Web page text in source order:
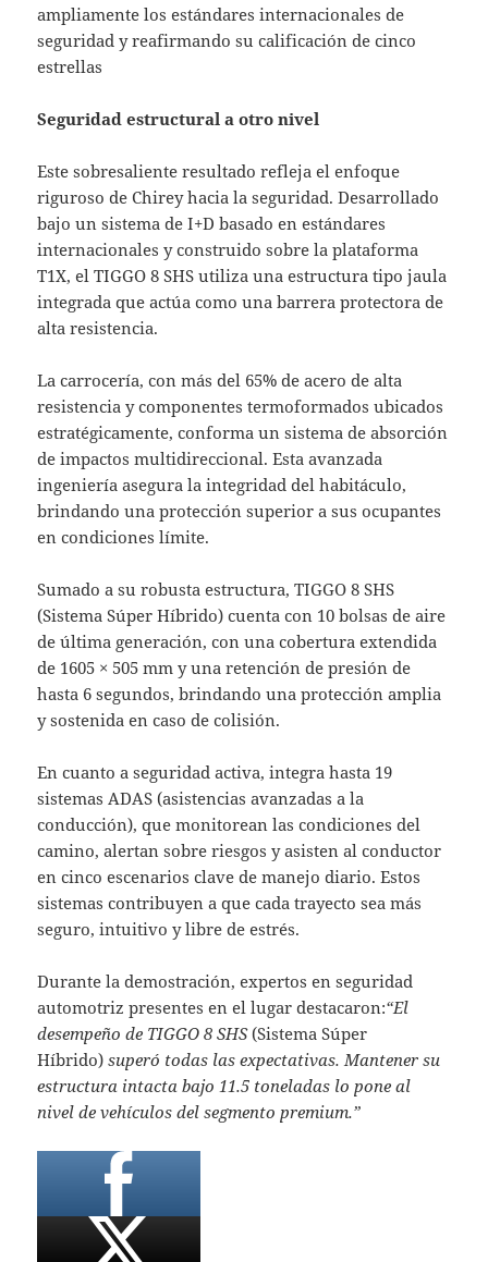
ampliamente los estándares internacionales de
seguridad y reafirmando su calificación de cinco
estrellas
Seguridad estructural a otro nivel
Este sobresaliente resultado refleja el enfoque
riguroso de Chirey hacia la seguridad. Desarrollado
bajo un sistema de I+D basado en estándares
internacionales y construido sobre la plataforma
T1X, el TIGGO 8 SHS utiliza una estructura tipo jaula
integrada que actúa como una barrera protectora de
alta resistencia.
La carrocería, con más del 65% de acero de alta
resistencia y componentes termoformados ubicados
estratégicamente, conforma un sistema de absorción
de impactos multidireccional. Esta avanzada
ingeniería asegura la integridad del habitáculo,
brindando una protección superior a sus ocupantes
en condiciones límite.
Sumado a su robusta estructura, TIGGO 8 SHS
(Sistema Súper Híbrido) cuenta con 10 bolsas de aire
de última generación, con una cobertura extendida
de 1605 × 505 mm y una retención de presión de
hasta 6 segundos, brindando una protección amplia
y sostenida en caso de colisión.
En cuanto a seguridad activa, integra hasta 19
sistemas ADAS (asistencias avanzadas a la
conducción), que monitorean las condiciones del
camino, alertan sobre riesgos y asisten al conductor
en cinco escenarios clave de manejo diario. Estos
sistemas contribuyen a que cada trayecto sea más
seguro, intuitivo y libre de estrés.
Durante la demostración, expertos en seguridad
automotriz presentes en el lugar destacaron:“El
desempeño de TIGGO 8 SHS(Sistema Súper
Híbrido) superó todas las expectativas. Mantener su
estructura intacta bajo 11.5 toneladas lo pone al
nivel de vehículos del segmento premium.”